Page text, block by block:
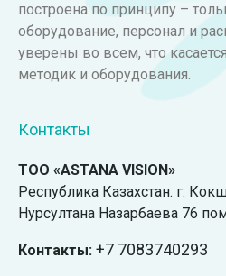
построена по принципу –
оборудование, персонал и
уверены во всем, что
методик и оборудования.
Контакты
ТОО «ASTANA VISION»
Республика Казахстан. г.
Нурсултана Назарбаева 76
Контакты: +7 7083740293